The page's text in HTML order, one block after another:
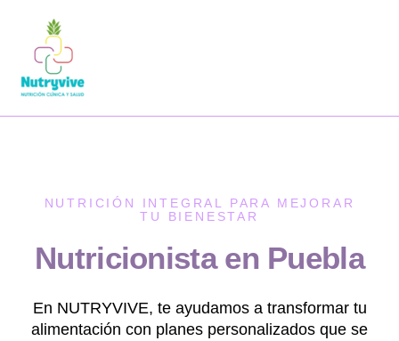
NUTRICIÓN INTEGRAL PARA MEJORAR
TU BIENESTAR
Nutricionista en Puebla
En NUTRYVIVE, te ayudamos a transformar tu
alimentación con planes personalizados que se